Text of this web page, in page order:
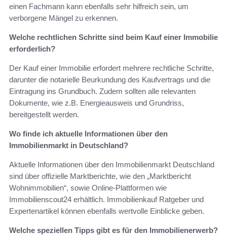
einen Fachmann kann ebenfalls sehr hilfreich sein, um
verborgene Mängel zu erkennen.
Welche rechtlichen Schritte sind beim Kauf einer Immobilie
erforderlich?
Der Kauf einer Immobilie erfordert mehrere rechtliche Schritte,
darunter die notarielle Beurkundung des Kaufvertrags und die
Eintragung ins Grundbuch. Zudem sollten alle relevanten
Dokumente, wie z.B. Energieausweis und Grundriss,
bereitgestellt werden.
Wo finde ich aktuelle Informationen über den
Immobilienmarkt in Deutschland?
Aktuelle Informationen über den Immobilienmarkt Deutschland
sind über offizielle Marktberichte, wie den „Marktbericht
Wohnimmobilien“, sowie Online-Plattformen wie
Immobilienscout24 erhältlich. Immobilienkauf Ratgeber und
Expertenartikel können ebenfalls wertvolle Einblicke geben.
Welche speziellen Tipps gibt es für den Immobilienerwerb?